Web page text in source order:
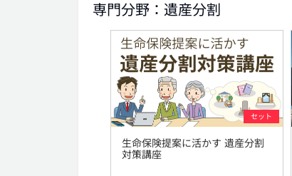
専門分野：遺産分割
セット
生命保険提案に活かす 遺産分割
対策講座